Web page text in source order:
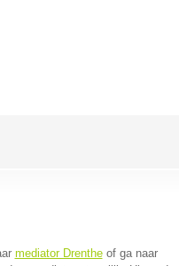
mediator Drentheof ga naar